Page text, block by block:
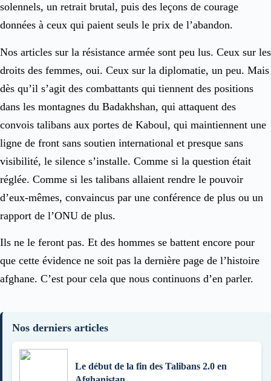
solennels, un retrait brutal, puis des leçons de courage
données à ceux qui paient seuls le prix de l’abandon.
Nos articles sur la résistance armée sont peu lus. Ceux sur les
droits des femmes, oui. Ceux sur la diplomatie, un peu. Mais
dès qu’il s’agit des combattants qui tiennent des positions
dans les montagnes du Badakhshan, qui attaquent des
convois talibans aux portes de Kaboul, qui maintiennent une
ligne de front sans soutien international et presque sans
visibilité, le silence s’installe. Comme si la question était
réglée. Comme si les talibans allaient rendre le pouvoir
d’eux-mêmes, convaincus par une conférence de plus ou un
rapport de l’ONU de plus.
Ils ne le feront pas. Et des hommes se battent encore pour
que cette évidence ne soit pas la dernière page de l’histoire
afghane. C’est pour cela que nous continuons d’en parler.
Nos derniers articles
Le début de la fin des Talibans 2.0 en